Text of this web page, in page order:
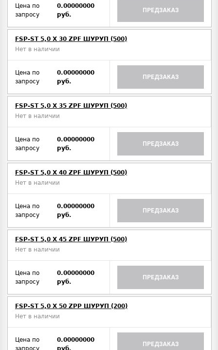
Цена по
запросу
0.00000000
руб.
ПРЕДЗАКАЗ
FSP-ST 5,0 X 30 ZPF ШУРУП (500)
Нет в наличии
Цена по
запросу
0.00000000
руб.
ПРЕДЗАКАЗ
FSP-ST 5,0 X 35 ZPF ШУРУП (500)
Нет в наличии
Цена по
запросу
0.00000000
руб.
ПРЕДЗАКАЗ
FSP-ST 5,0 X 40 ZPF ШУРУП (500)
Нет в наличии
Цена по
запросу
0.00000000
руб.
ПРЕДЗАКАЗ
FSP-ST 5,0 X 45 ZPF ШУРУП (500)
Нет в наличии
Цена по
запросу
0.00000000
руб.
ПРЕДЗАКАЗ
FSP-ST 5,0 X 50 ZPP ШУРУП (200)
Нет в наличии
Цена по
0.00000000
ПРЕДЗАКАЗ